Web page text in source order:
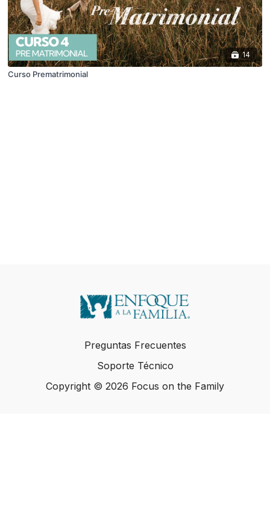
14
Curso Prematrimonial
Preguntas Frecuentes
Soporte Técnico
Copyright © 2026 Focus on the Family